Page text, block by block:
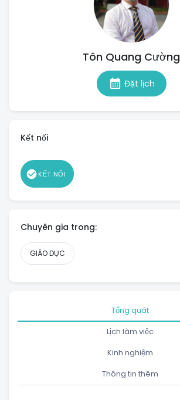
Tôn Quang Cường
calendar_month Đặt lịch
Kết nối
check_circleKẾT NỐI
Chuyên gia trong:
GIÁO DỤC
Tổng quát
Lịch làm việc
Kinh nghiệm
Thông tin thêm